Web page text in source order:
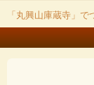
「丸興山庫蔵寺」